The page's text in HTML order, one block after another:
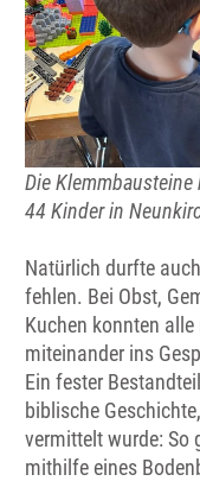
Die
44 Kinder in
Natürlich durfte
fehlen. Bei Obst,
Kuchen konnten alle
miteinander ins
Ein fester
biblische
vermittelt wurde: So
mithilfe eines